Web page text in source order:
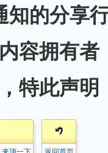
知的分享
容拥有者
特此声明